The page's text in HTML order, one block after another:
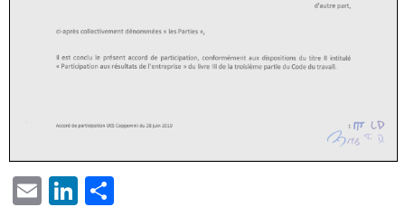
EMAIL LINKEDIN